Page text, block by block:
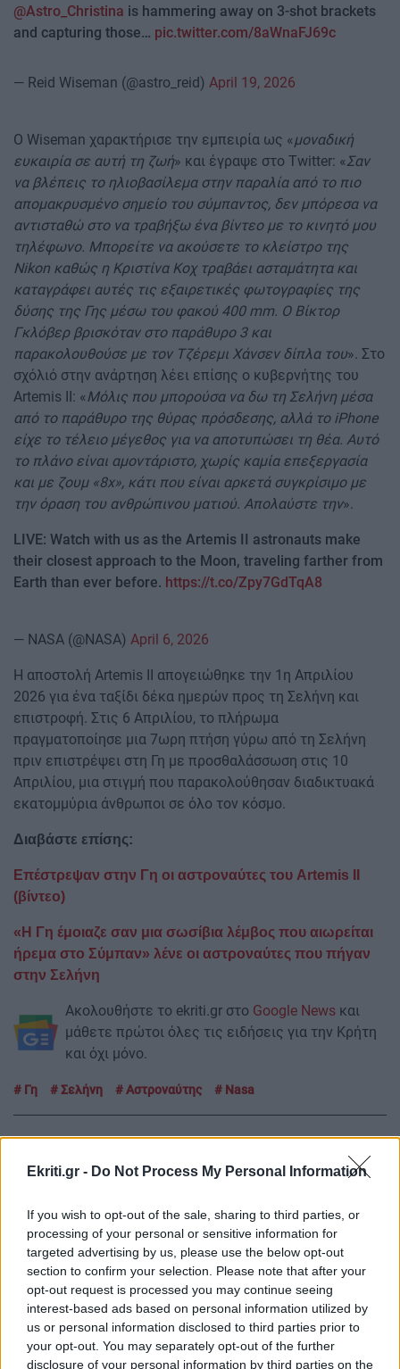
Ekriti.gr - Do Not Process My Personal Information
If you wish to opt-out of the sale, sharing to third parties, or
processing of your personal or sensitive information for
targeted advertising by us, please use the below opt-out
section to confirm your selection. Please note that after your
opt-out request is processed you may continue seeing
interest-based ads based on personal information utilized by
us or personal information disclosed to third parties prior to
your opt-out. You may separately opt-out of the further
disclosure of your personal information by third parties on the
@Astro_Christina is hammering away on 3-shot brackets
and capturing those… pic.twitter.com/8aWnaFJ69c
— Reid Wiseman (@astro_reid) April 19, 2026
Ο Wiseman χαρακτήρισε την εμπειρία ως «μοναδική
ευκαιρία σε αυτή τη ζωή» και έγραψε στο Twitter: «Σαν
να βλέπεις το ηλιοβασίλεμα στην παραλία από το πιο
απομακρυσμένο σημείο του σύμπαντος, δεν μπόρεσα να
αντισταθώ στο να τραβήξω ένα βίντεο με το κινητό μου
τηλέφωνο. Μπορείτε να ακούσετε το κλείστρο της
Nikon καθώς η Κριστίνα Κοχ τραβάει ασταμάτητα και
καταγράφει αυτές τις εξαιρετικές φωτογραφίες της
δύσης της Γης μέσω του φακού 400 mm. Ο Βίκτορ
Γκλόβερ βρισκόταν στο παράθυρο 3 και
παρακολουθούσε με τον Τζέρεμι Χάνσεν δίπλα του». Στο
σχόλιό στην ανάρτηση λέει επίσης ο κυβερνήτης του
Artemis II: «Μόλις που μπορούσα να δω τη Σελήνη μέσα
από το παράθυρο της θύρας πρόσδεσης, αλλά το iPhone
είχε το τέλειο μέγεθος για να αποτυπώσει τη θέα. Αυτό
το πλάνο είναι αμοντάριστο, χωρίς καμία επεξεργασία
και με ζουμ «8x», κάτι που είναι αρκετά συγκρίσιμο με
την όραση του ανθρώπινου ματιού. Απολαύστε την».
LIVE: Watch with us as the Artemis II astronauts make
their closest approach to the Moon, traveling farther from
Earth than ever before. https://t.co/Zpy7GdTqA8
— NASA (@NASA) April 6, 2026
Η αποστολή Artemis II απογειώθηκε την 1η Απριλίου
2026 για ένα ταξίδι δέκα ημερών προς τη Σελήνη και
επιστροφή. Στις 6 Απριλίου, το πλήρωμα
πραγματοποίησε μια 7ωρη πτήση γύρω από τη Σελήνη
πριν επιστρέψει στη Γη με προσθαλάσσωση στις 10
Απριλίου, μια στιγμή που παρακολούθησαν διαδικτυακά
εκατομμύρια άνθρωποι σε όλο τον κόσμο.
Διαβάστε επίσης:
Επέστρεψαν στην Γη οι αστροναύτες του Artemis II
(βίντεο)
«Η Γη έμοιαζε σαν μια σωσίβια λέμβος που αιωρείται
ήρεμα στο Σύμπαν» λένε οι αστροναύτες που πήγαν
στην Σελήνη
Ακολουθήστε το ekriti.gr στο Google News και
μάθετε πρώτοι όλες τις ειδήσεις για την Κρήτη
και όχι μόνο.
Γη Σελήνη Αστροναύτης Nasa
ΡΟΗ ΕΙΔΗΣΕΩΝ
07:46
ΟΜΟΡΦΙΑ
Πώς θα πετύχετε το σέξι makeup trend
ΚΟΣΜΟΣ
Στο «τελικό στάδιο» η συμφωνία Ιράν και Ομάν